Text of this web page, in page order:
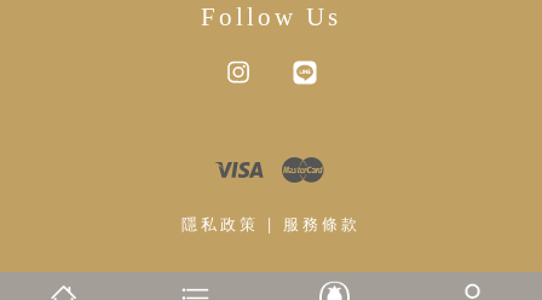
Follow Us
Instagram
Visa
隱私政策 | 服務條款